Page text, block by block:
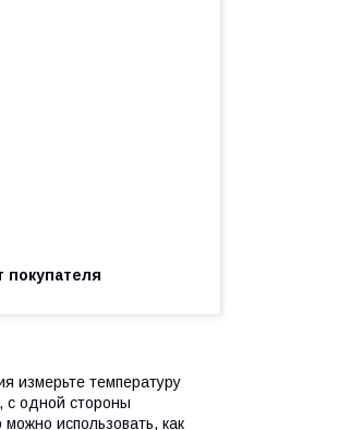
покупателя
измерьте температуру
с одной стороны
использовать, как